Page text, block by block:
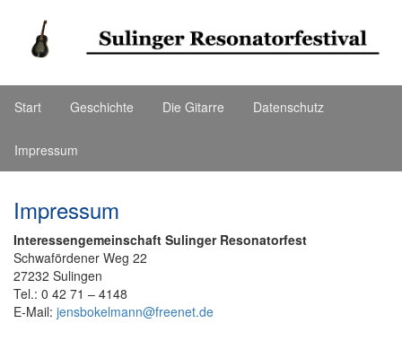
Start Geschichte Die Gitarre Datenschutz
Impressum
Impressum
Interessengemeinschaft Sulinger Resonatorfest
Schwafördener Weg 22
27232 Sulingen
Tel.: 0 42 71 – 4148
E-Mail: jensbokelmann@freenet.de